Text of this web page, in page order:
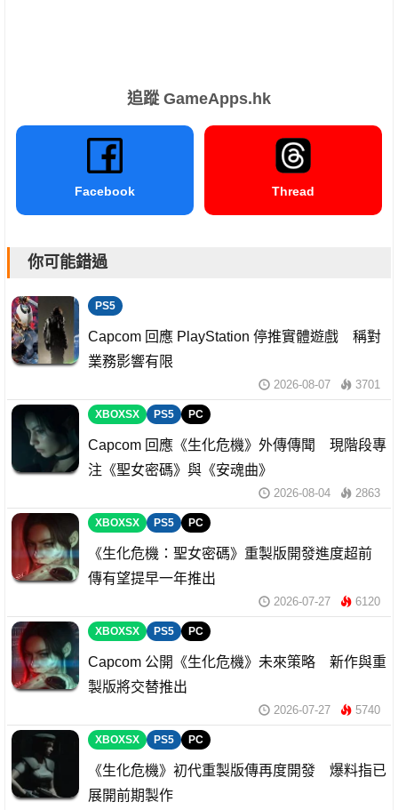
追蹤 GameApps.hk
Facebook Thread
你可能錯過
PS5
Capcom 回應 PlayStation 停推實體遊戲 稱對
業務影響有限
2026-08-07 3701
XBOXSX PS5 PC
Capcom 回應《生化危機》外傳傳聞 現階段專
注《聖女密碼》與《安魂曲》
2026-08-04 2863
XBOXSX PS5 PC
《生化危機：聖女密碼》重製版開發進度超前
傳有望提早一年推出
2026-07-27 6120
XBOXSX PS5 PC
Capcom 公開《生化危機》未來策略 新作與重
製版將交替推出
2026-07-27 5740
XBOXSX PS5 PC
《生化危機》初代重製版傳再度開發 爆料指已
展開前期製作